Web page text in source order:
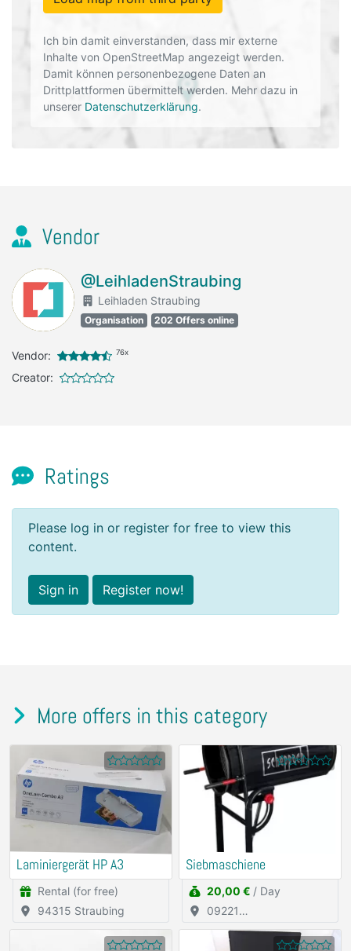
Ich bin damit einverstanden, dass mir externe
Inhalte von OpenStreetMap angezeigt werden.
Damit können personenbezogene Daten an
Drittplattformen übermittelt werden. Mehr dazu in
unserer Datenschutzerklärung.
Vendor
@LeihladenStraubing
Leihladen Straubing
Organisation 202 Offers online
Vendor: 76x
Creator:
Ratings
Please log in or register for free to view this
content.
Sign in Register now!
More offers in this category
Laminiergerät HP A3
Rental (for free)
94315 Straubing
Siebmaschiene
20,00 € / Day
Neukirchen/Erzgebirge